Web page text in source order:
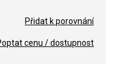
Přidat k porovnání
cenu / dostupnost